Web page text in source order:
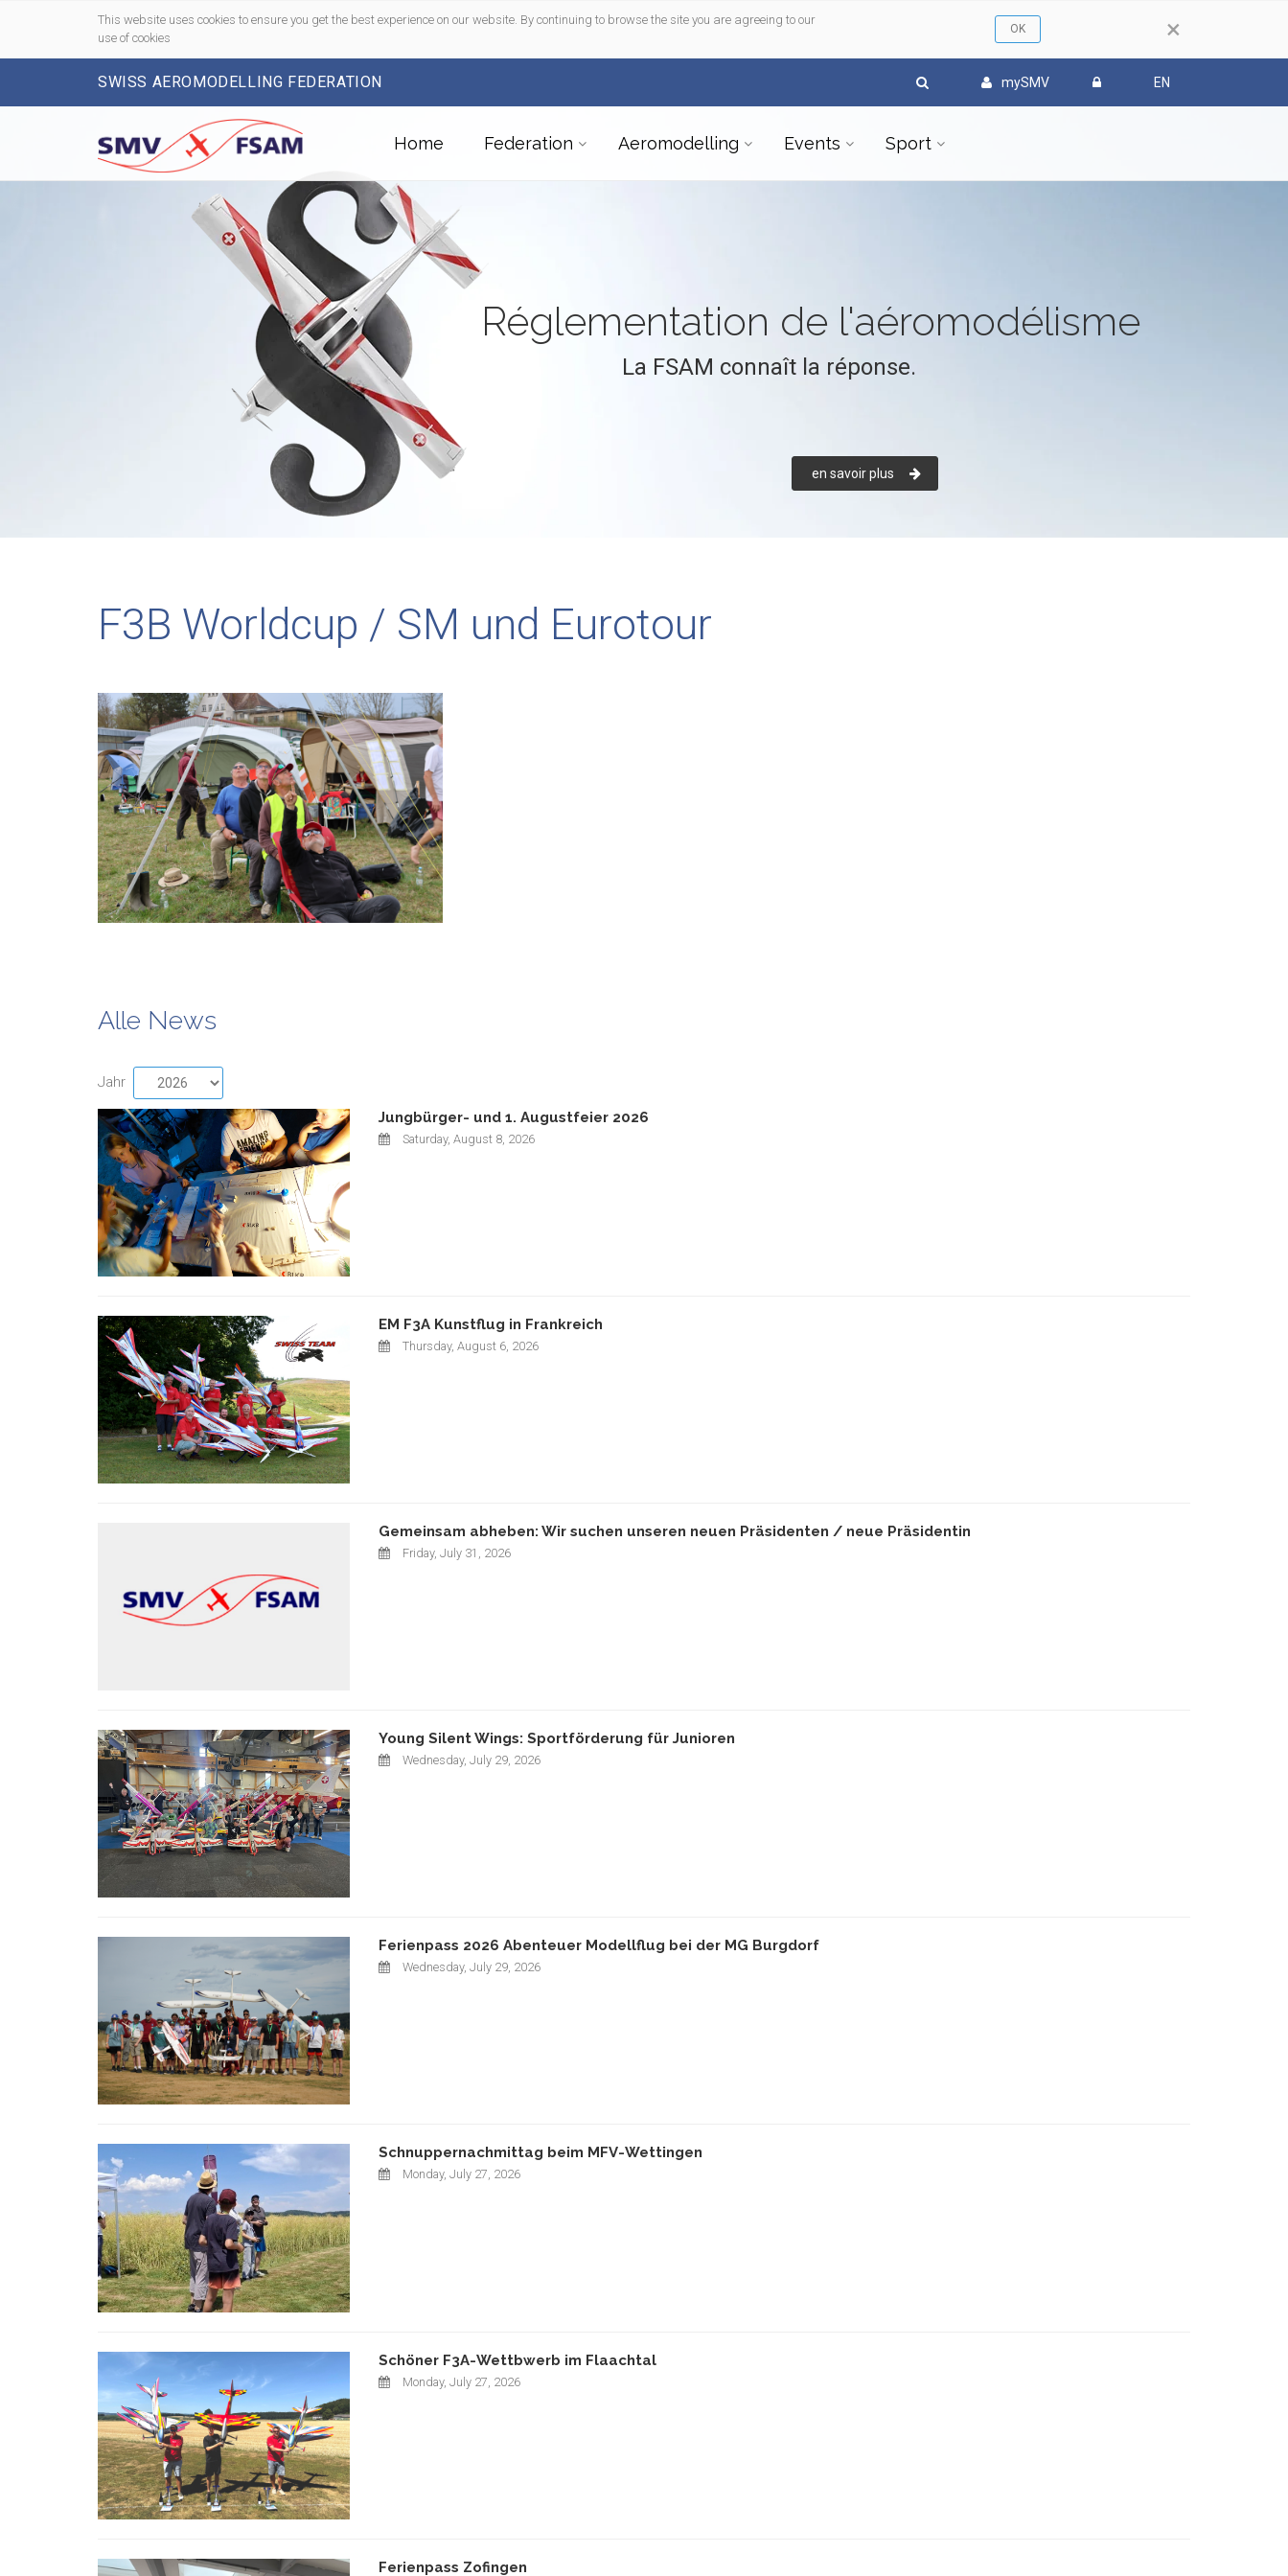
×
This website uses cookies to ensure you get the best experience on our website. By continuing to browse the site you are agreeing to our
use of cookies
SWISS AEROMODELLING FEDERATION mySMV EN
Home Federation Aeromodelling Events Sport
Réglementation de l'aéromodélisme
La FSAM connaît la réponse.
en savoir plus
F3B Worldcup / SM und Eurotour
Alle News
Jahr
Jungbürger- und 1. Augustfeier 2026
Saturday, August 8, 2026
EM F3A Kunstflug in Frankreich
Thursday, August 6, 2026
Gemeinsam abheben: Wir suchen unseren neuen Präsidenten / neue Präsidentin
Friday, July 31, 2026
Young Silent Wings: Sportförderung für Junioren
Wednesday, July 29, 2026
Ferienpass 2026 Abenteuer Modellflug bei der MG Burgdorf
Wednesday, July 29, 2026
Schnuppernachmittag beim MFV-Wettingen
Monday, July 27, 2026
Schöner F3A-Wettbwerb im Flaachtal
Monday, July 27, 2026
Ferienpass Zofingen